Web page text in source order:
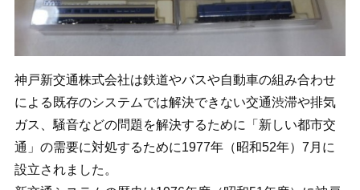
神戸新交通株式会社は鉄道やバスや自動車の組み合わせ
による既存のシステムでは解決できない交通渋滞や排気
ガス、騒音などの問題を解決するために「新しい都市交
通」の需要に対処するために1977年（昭和52年）7月に
設立されました。